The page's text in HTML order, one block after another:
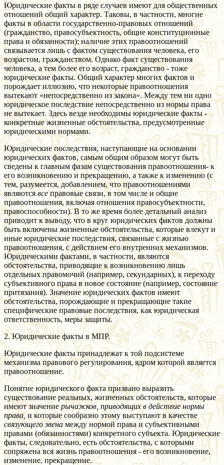
Юридические факты в ряде случаев имеют для общественных
отношений общий характер. Таковы, в частности, многие
факты в области государственно-правовых отношений
(гражданство, правосубъектность, общие конституционные
права и обязанности); наличие этих правоотношений
связывается лишь с фактом существования человека, его
возрастом, гражданством. Однако факт существования
человека, а тем более его возраст, гражданство - тоже
юридические факты. Общий характер многих фактов и
порождает иллюзию, что некоторые правоотношения
вытекают «непосредственно из закона». Между тем ни одно
юридическое последствие непосредственно из нормы права
не вытекает. Здесь везде необходимы юридические факты -
конкретные жизненные обстоятельства, предусмотренные
юридическими нормами.
Юридические последствия, наступающие на основании
юридических фактов, самым общим образом могут быть
сведены к главным фазам существования правоотношения- к
его возникновению и прекращению, а также к изменению (с
тем, разумеется, добавлением, что правоотношениями
являются всеправовые связи, в том числе и общие
правоотношения, включая отношения правосубъектности,
правоспособности). В то же время более детальный анализ
приводит к выводу, что в круг юридических фактов должны
быть включены жизненные обстоятельства, которые влекут и
иные юридические последствия, связанные с жизнью
правоотношения, с действием его внутренних механизмов.
Юридическими фактами, в частности, являются
обстоятельства, приводящие к возникновению лишь
отдельных правомочий (например, секундарных), к переходу
субъективного права в новое состояние (например, состояние
притязания). Значение юридических фактов имеют
обстоятельства, порождающие и прекращающие такие
специфические правовые последствия, как юридическая
ответственность, меры защиты.
2. Юридические факты в МПР.
Юридические факты принадлежат к той подсистеме
механизма правового регулирования, ядром которой является
правоотношение.
Понятие юридического факта призвано выразить
существование реальных, жизненных обстоятельств, которые
имеют значение рычажков, приводящих в действие нормы
права,и которые сообразно этому выступают в качестве
связующего звена между нормой права и субъективными
правами (обязанностями) конкретного субъекта. Юридические
факты, следовательно, есть обстоятельства, с которыми
сопряжена вся жизнь правоотношения - его возникновение,
изменение, прекращение.